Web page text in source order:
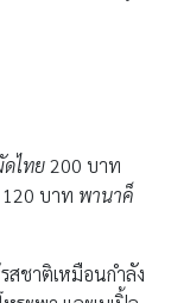
ไทย200 บาท
120 บาท พานาค็
สชาติเหมือนกำลัง